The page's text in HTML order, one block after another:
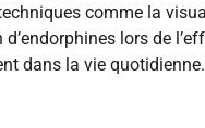
comme la
lors de
dans la vie quotidienne.